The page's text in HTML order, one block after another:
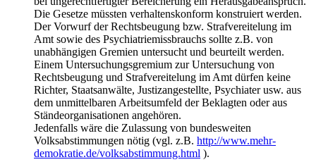
Die Gesetze müssten verhaltenskonform konstruiert werden.
Der Vorwurf der Rechtsbeugung bzw. Strafvereitelung im
Amt sowie des Psychiatriemissbrauchs sollte z.B. von
unabhängigen Gremien untersucht und beurteilt werden.
Einem Untersuchungsgremium zur Untersuchung von
Rechtsbeugung und Strafvereitelung im Amt dürfen keine
Richter, Staatsanwälte, Justizangestellte, Psychiater usw. aus
dem unmittelbaren Arbeitsumfeld der Beklagten oder aus
Ständeorganisationen angehören.
Jedenfalls wäre die Zulassung von bundesweiten
Volksabstimmungen nötig (vgl. z.B. http://www.mehr-
demokratie.de/volksabstimmung.html ).